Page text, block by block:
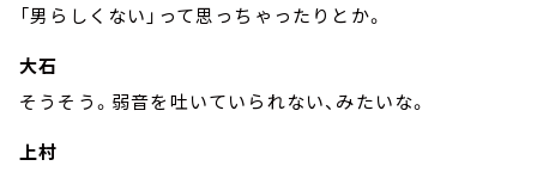
「男らしくない」って思っちゃったりとか。
大石
そうそう。弱音を吐いていられない、みたいな。
上村